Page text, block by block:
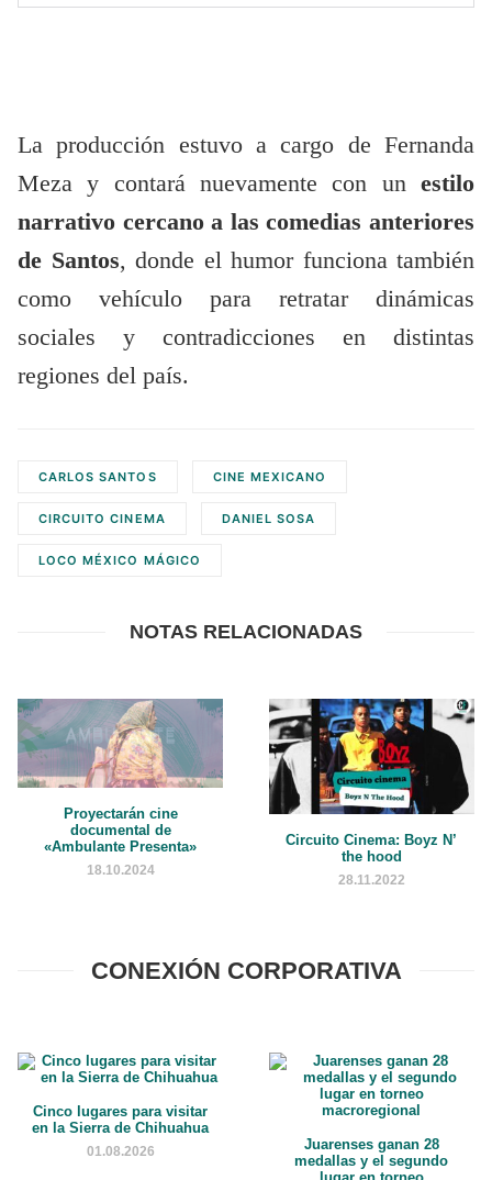
La producción estuvo a cargo de Fernanda
Meza y contará nuevamente con un estilo
narrativo cercano a las comedias anteriores
de Santos, donde el humor funciona también
como vehículo para retratar dinámicas
sociales y contradicciones en distintas
regiones del país.
CARLOS SANTOS CINE MEXICANO
CIRCUITO CINEMA DANIEL SOSA
LOCO MÉXICO MÁGICO
NOTAS RELACIONADAS
Proyectarán cine
documental de
«Ambulante Presenta»
18.10.2024
Circuito Cinema: Boyz N’
the hood
28.11.2022
CONEXIÓN CORPORATIVA
Cinco lugares para visitar
en la Sierra de Chihuahua
01.08.2026
Juarenses ganan 28
medallas y el segundo